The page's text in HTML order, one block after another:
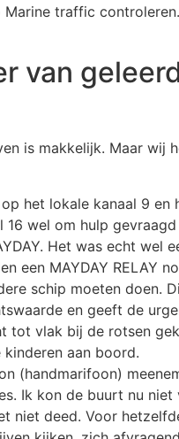
Marine traffic
van
is makkelijk. Maar wij
het lokale kanaal 9 en
16 wel om hulp
Het was echt wel
een MAYDAY RELAY
schip moeten doen.
en geeft de
tot vlak bij de rotsen
aan boord.
(handmarifoon)
Ik kon de buurt nu niet
niet deed. Voor